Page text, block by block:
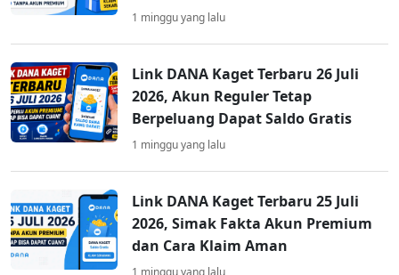
1 minggu yang lalu
Link DANA Kaget Terbaru 26 Juli
2026, Akun Reguler Tetap
Berpeluang Dapat Saldo Gratis
1 minggu yang lalu
Link DANA Kaget Terbaru 25 Juli
2026, Simak Fakta Akun Premium
dan Cara Klaim Aman